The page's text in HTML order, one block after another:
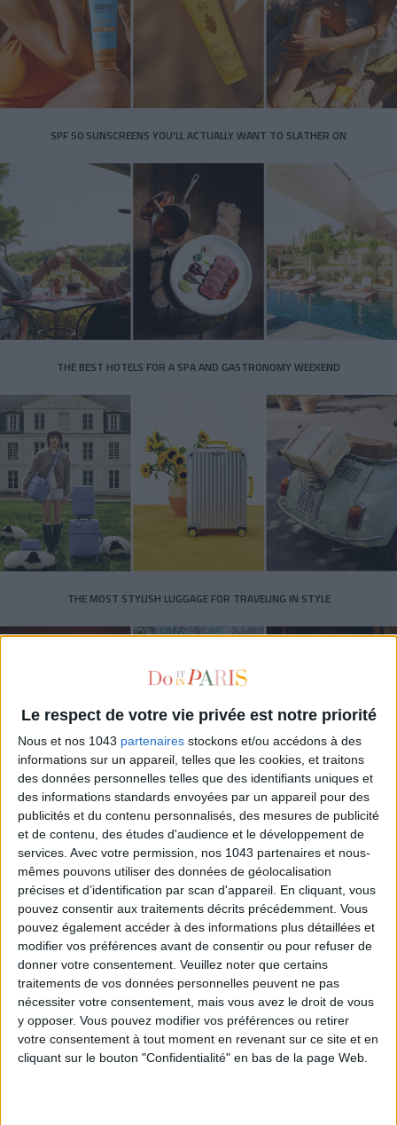
Le respect de votre vie privée est notre priorité
Nous et nos 1043 partenaires stockons et/ou accédons à des
informations sur un appareil, telles que les cookies, et traitons
des données personnelles telles que des identifiants uniques et
des informations standards envoyées par un appareil pour des
publicités et du contenu personnalisés, des mesures de publicité
et de contenu, des études d'audience et le développement de
services. Avec votre permission, nos 1043 partenaires et nous-
mêmes pouvons utiliser des données de géolocalisation
précises et d’identification par scan d'appareil. En cliquant, vous
pouvez consentir aux traitements décrits précédemment. Vous
pouvez également accéder à des informations plus détaillées et
modifier vos préférences avant de consentir ou pour refuser de
donner votre consentement. Veuillez noter que certains
traitements de vos données personnelles peuvent ne pas
nécessiter votre consentement, mais vous avez le droit de vous
y opposer. Vous pouvez modifier vos préférences ou retirer
votre consentement à tout moment en revenant sur ce site et en
cliquant sur le bouton "Confidentialité" en bas de la page Web.
SPF 50 SUNSCREENS YOU'LL ACTUALLY WANT TO SLATHER ON
THE BEST HOTELS FOR A SPA AND GASTRONOMY WEEKEND
THE MOST STYLISH LUGGAGE FOR TRAVELING IN STYLE
ÉLYSÉE - ÉTOILE: CHIC ADDRESSES TO REMEMBER
SUMMER JEWELRY THAT CAPTURES THE SEASON